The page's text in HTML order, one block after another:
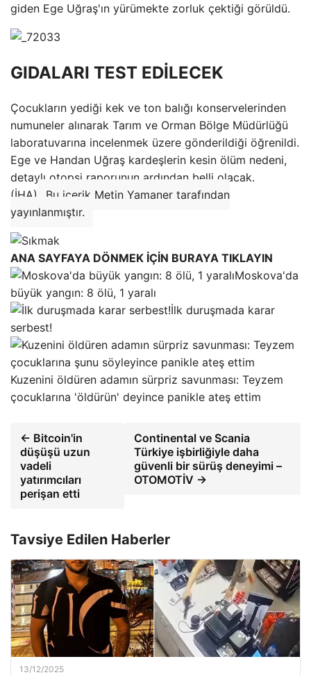
giden Ege Uğraş'ın yürümekte zorluk çektiği görüldü.
GIDALARI TEST EDİLECEK
Çocukların yediği kek ve ton balığı konservelerinden
numuneler alınarak Tarım ve Orman Bölge Müdürlüğü
laboratuvarına incelenmek üzere gönderildiği öğrenildi.
Ege ve Handan Uğraş kardeşlerin kesin ölüm nedeni,
detaylı otopsi raporunun ardından belli olacak.
(İHA)
Bu içerik Metin Yamaner tarafından
yayınlanmıştır.
ANA SAYFAYA DÖNMEK İÇİN BURAYA TIKLAYIN
Moskova'da
büyük yangın: 8 ölü, 1 yaralı
İlk duruşmada karar
serbest!
Kuzenini öldüren adamın sürpriz savunması: Teyzem
çocuklarına 'öldürün' deyince panikle ateş ettim
← Bitcoin'in
düşüşü uzun
vadeli
yatırımcıları
perişan etti
Continental ve Scania
Türkiye işbirliğiyle daha
güvenli bir sürüş deneyimi –
OTOMOTİV →
Tavsiye Edilen Haberler
13/12/2025